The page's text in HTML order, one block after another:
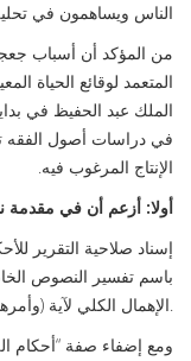
الناس ويساهمون في
من المؤكد أن أسباب
المتعمد لوقائع الحياة
الملك عبد الحفيظ في
في دراسات أصول الفقه
الإنتاج المرغوب فيه.
أولا: أزعم أن في مقدمة
باسم تفسير النصوص
الإهمال الكلي لآية (وأمرهم شورى بينهم).
ومع إضفاء صفة “أحكام